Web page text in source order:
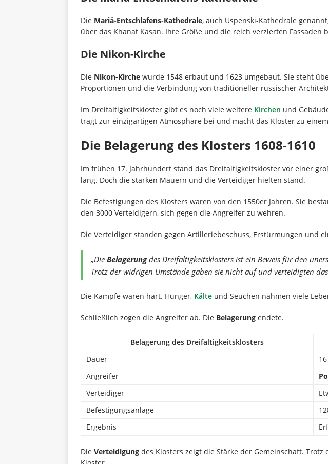
Die Mariä-Entschlafens-Kathedrale, auch Uspenski-Kathedrale
über das Khanat Kasan. Ihre Größe und die reich verzierten Fassaden
Die Nikon-Kirche
Die Nikon-Kirche wurde 1548 erbaut und 1623 umgebaut. Sie steht
Proportionen und die Verbindung von traditioneller russischer
Im Dreifaltigkeitskloster gibt es noch viele weitere Kirchen und
trägt zur einzigartigen Atmosphäre bei und macht das Kloster zu
Die Belagerung des Klosters 1608-1610
Im frühen 17. Jahrhundert stand das Dreifaltigkeitskloster vor einer
lang. Doch die starken Mauern und die Verteidiger hielten stand.
Die Befestigungen des Klosters waren von den 1550er Jahren. Sie
den 3000 Verteidigern, sich gegen die Angreifer zu wehren.
Die Verteidiger standen gegen Artilleriebeschuss, Erstürmungen und
„Die Belagerungdes Dreifaltigkeitsklosters ist ein Beweis für den
Trotz der widrigen Umstände gaben sie nicht auf und verteidigten
Die Kämpfe waren hart. Hunger, Kälte und Seuchen nahmen viele
Schließlich zogen die Angreifer ab. Die Belagerung endete.
Belagerung des Dreifaltigkeitsklosters
Dauer
Angreifer
Verteidiger
Befestigungsanlage
Ergebnis
Die Verteidigung des Klosters zeigt die Stärke der Gemeinschaft.